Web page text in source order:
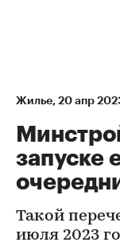
Жилье⁠, 20 апр
запуске
Такой
июля 2023